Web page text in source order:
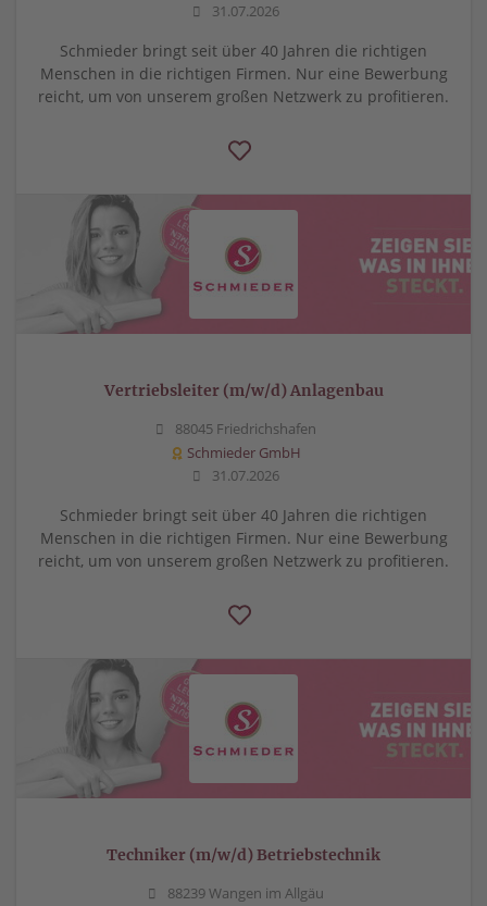
31.07.2026
Schmieder bringt seit über 40 Jahren die richtigen
Menschen in die richtigen Firmen. Nur eine Bewerbung
reicht, um von unserem großen Netzwerk zu profitieren.
Vertriebsleiter (m/w/d) Anlagenbau
88045 Friedrichshafen
Schmieder GmbH
31.07.2026
Schmieder bringt seit über 40 Jahren die richtigen
Menschen in die richtigen Firmen. Nur eine Bewerbung
reicht, um von unserem großen Netzwerk zu profitieren.
Techniker (m/w/d) Betriebstechnik
88239 Wangen im Allgäu